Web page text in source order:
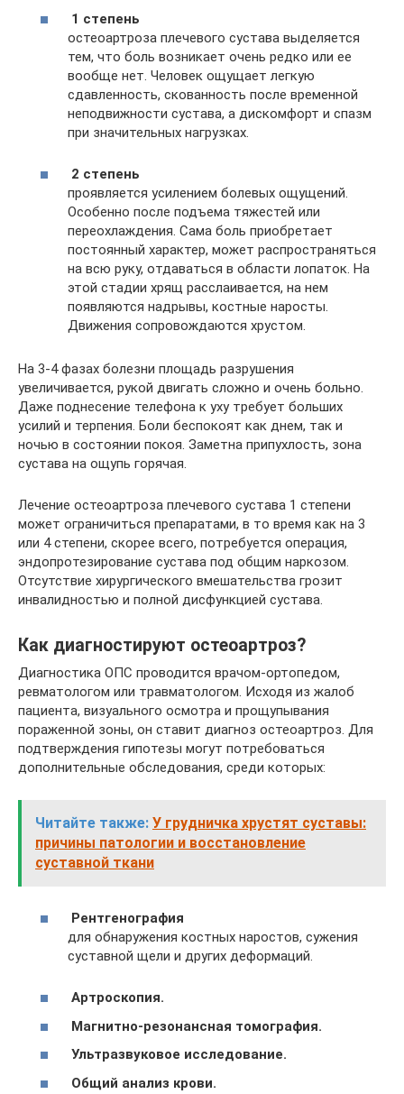
1 степень
остеоартроза плечевого сустава выделяется
тем, что боль возникает очень редко или ее
вообще нет. Человек ощущает легкую
сдавленность, скованность после временной
неподвижности сустава, а дискомфорт и спазм
при значительных нагрузках.
2 степень
проявляется усилением болевых ощущений.
Особенно после подъема тяжестей или
переохлаждения. Сама боль приобретает
постоянный характер, может распространяться
на всю руку, отдаваться в области лопаток. На
этой стадии хрящ расслаивается, на нем
появляются надрывы, костные наросты.
Движения сопровождаются хрустом.
На 3-4 фазах болезни площадь разрушения
увеличивается, рукой двигать сложно и очень больно.
Даже поднесение телефона к уху требует больших
усилий и терпения. Боли беспокоят как днем, так и
ночью в состоянии покоя. Заметна припухлость, зона
сустава на ощупь горячая.
Лечение остеоартроза плечевого сустава 1 степени
может ограничиться препаратами, в то время как на 3
или 4 степени, скорее всего, потребуется операция,
эндопротезирование сустава под общим наркозом.
Отсутствие хирургического вмешательства грозит
инвалидностью и полной дисфункцией сустава.
Как диагностируют остеоартроз?
Диагностика ОПС проводится врачом-ортопедом,
ревматологом или травматологом. Исходя из жалоб
пациента, визуального осмотра и прощупывания
пораженной зоны, он ставит диагноз остеоартроз. Для
подтверждения гипотезы могут потребоваться
дополнительные обследования, среди которых:
Читайте также: У грудничка хрустят суставы:
причины патологии и восстановление
суставной ткани
Рентгенография
для обнаружения костных наростов, сужения
суставной щели и других деформаций.
Артроскопия.
Магнитно-резонансная томография.
Ультразвуковое исследование.
Общий анализ крови.